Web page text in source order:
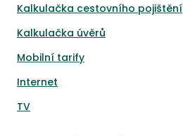
Kalkulačka cestovního pojištění
Kalkulačka úvěrů
Mobilní tarify
Internet
TV